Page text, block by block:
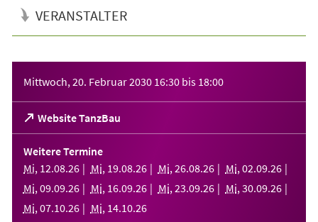
VERANSTALTER
Mittwoch, 20. Februar 2030 16:30 bis 18:00
Website TanzBau
(Öffnet
in
einem
neuen
Tab)
Weitere Termine
Mi, 12.08.26 Mi, 19.08.26 Mi, 26.08.26 Mi, 02.09.26
Mi, 09.09.26 Mi, 16.09.26 Mi, 23.09.26 Mi, 30.09.26
Mi, 07.10.26 Mi, 14.10.26